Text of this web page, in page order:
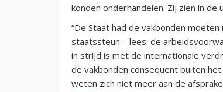
konden onderhandelen. Zij zien in
“De Staat had de vakbonden
staatssteun – lees: de
in strijd is met de internationale
de vakbonden consequent buiten
weten zich niet meer aan de